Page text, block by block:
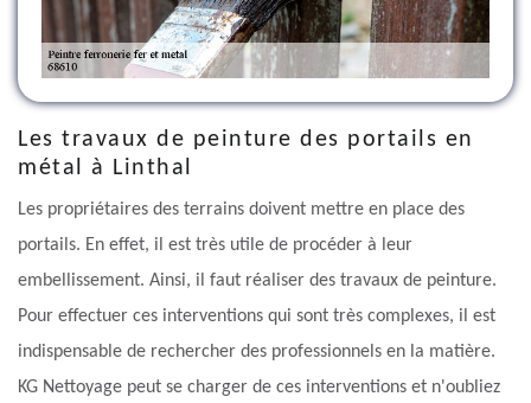
Les travaux de peinture des portails en
métal à Linthal
Les propriétaires des terrains doivent mettre en place des
portails. En effet, il est très utile de procéder à leur
embellissement. Ainsi, il faut réaliser des travaux de peinture.
Pour effectuer ces interventions qui sont très complexes, il est
indispensable de rechercher des professionnels en la matière.
KG Nettoyage peut se charger de ces interventions et n'oubliez